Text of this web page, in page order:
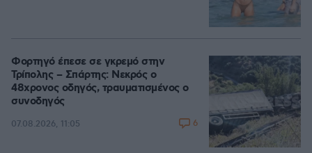
Φορτηγό έπεσε σε γκρεμό στην
Τρίπολης – Σπάρτης: Νεκρός ο
48χρονος οδηγός, τραυματισμένος ο
συνοδηγός
07.08.2026, 11:05 6